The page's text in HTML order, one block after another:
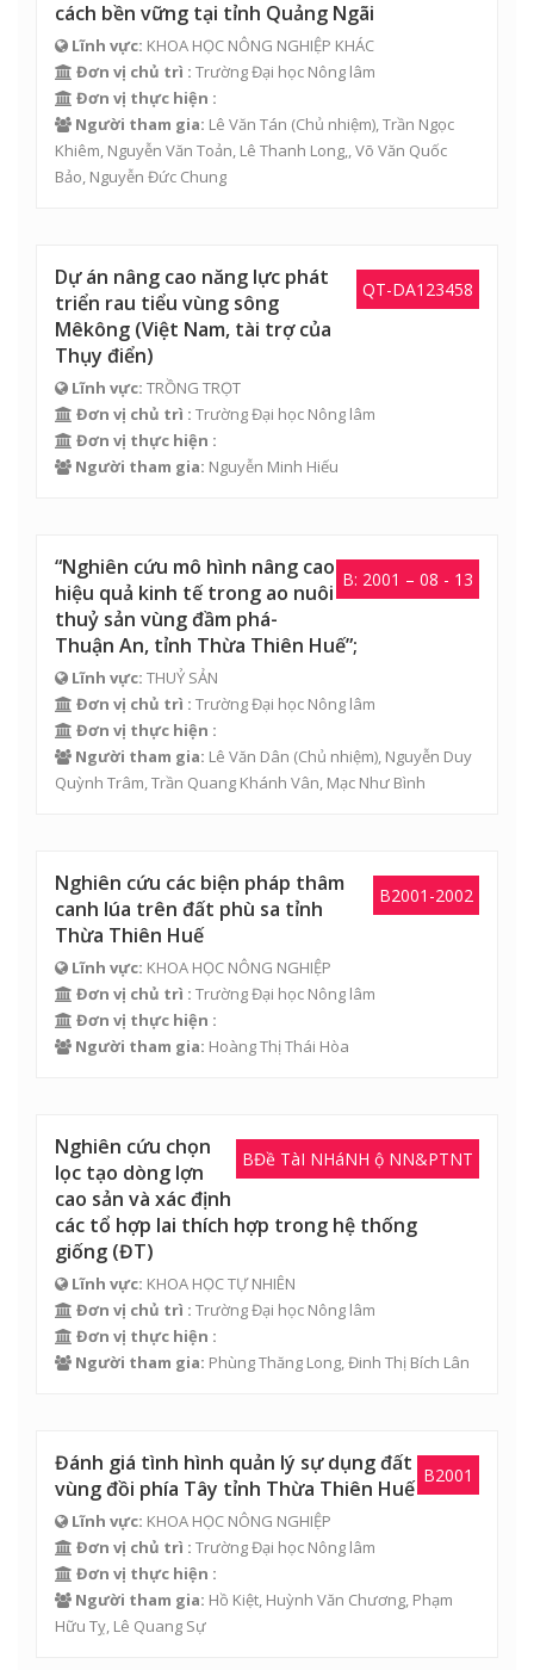
cách bền vững tại tỉnh Quảng Ngãi
Lĩnh vực: KHOA HỌC NÔNG NGHIỆP KHÁC
Đơn vị chủ trì : Trường Đại học Nông lâm
Đơn vị thực hiện :
Người tham gia: Lê Văn Tán (Chủ nhiệm), Trần Ngọc
Khiêm , Nguyễn Văn Toản, Lê Thanh Long,, Võ Văn Quốc
Bảo Nguyễn Đức Chung
QT-DA123458
Dự án nâng cao năng lực phát
triển rau tiểu vùng sông
Mêkông (Việt Nam, tài trợ của
Thụy điển)
Lĩnh vực: TRỒNG TRỌT
Đơn vị chủ trì : Trường Đại học Nông lâm
Đơn vị thực hiện :
Người tham gia: Nguyễn Minh Hiếu
B: 2001 – 08 - 13
“Nghiên cứu mô hình nâng cao
hiệu quả kinh tế trong ao nuôi
thuỷ sản vùng đầm phá-
Thuận An, tỉnh Thừa Thiên Huế”;
Lĩnh vực: THUỶ SẢN
Đơn vị chủ trì : Trường Đại học Nông lâm
Đơn vị thực hiện :
Người tham gia: Lê Văn Dân (Chủ nhiệm), Nguyễn Duy
Quỳnh Trâm Trần Quang Khánh Vân Mạc Như Bình
B2001-2002
Nghiên cứu các biện pháp thâm
canh lúa trên đất phù sa tỉnh
Thừa Thiên Huế
Lĩnh vực: KHOA HỌC NÔNG NGHIỆP
Đơn vị chủ trì : Trường Đại học Nông lâm
Đơn vị thực hiện :
Người tham gia: Hoàng Thị Thái Hòa
BĐề TàI NHáNH ộ NN&PTNT
Nghiên cứu chọn
lọc tạo dòng lợn
cao sản và xác định
các tổ hợp lai thích hợp trong hệ thống
giống (ĐT)
Lĩnh vực: KHOA HỌC TỰ NHIÊN
Đơn vị chủ trì : Trường Đại học Nông lâm
Đơn vị thực hiện :
Người tham gia: Phùng Thăng Long Đinh Thị Bích Lân
B2001
Đánh giá tình hình quản lý sự dụng đất
vùng đồi phía Tây tỉnh Thừa Thiên Huế
Lĩnh vực: KHOA HỌC NÔNG NGHIỆP
Đơn vị chủ trì : Trường Đại học Nông lâm
Đơn vị thực hiện :
Người tham gia: Hồ Kiệt Huỳnh Văn Chương , Phạm
Hữu Tỵ, Lê Quang Sự